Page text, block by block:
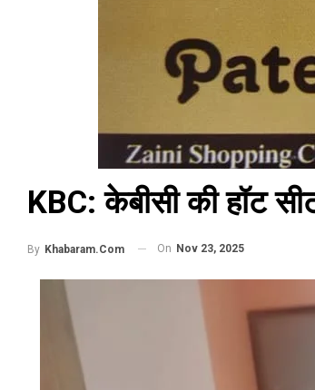
KBC: केबीसी की हॉट
By Khabaram.Com On Nov 23, 2025